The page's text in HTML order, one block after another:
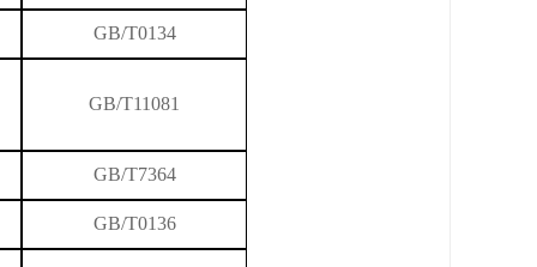
GB/T0134
GB/T11081
GB/T7364
GB/T0136